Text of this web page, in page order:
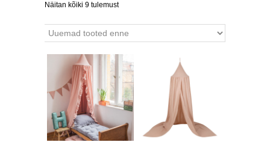
Näitan kõiki 9 tulemust